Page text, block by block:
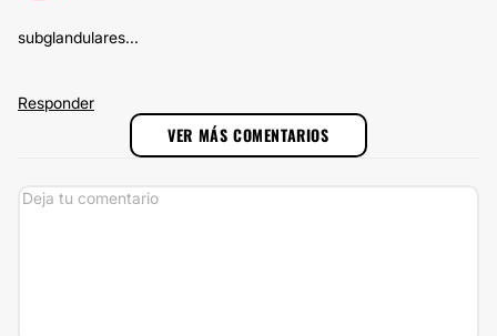
subglandulares...
Responder
VER MÁS COMENTARIOS